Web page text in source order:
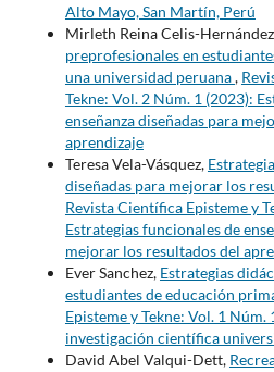
Alto Mayo, San Martín, Perú
Mirleth Reina Celis-
preprofesionales en
una universidad peruana,
Tekne: Vol. 2 Núm. 1 (2023):
enseñanza diseñadas para
aprendizaje
Teresa Vela-Vásquez,
diseñadas para mejorar los
Revista Científica Episteme y
Estrategias funcionales de
mejorar los resultados del
Ever Sanchez, Estrategias
estudiantes de educación
Episteme y Tekne: Vol. 1
investigación científica
David Abel Valqui-Dett,